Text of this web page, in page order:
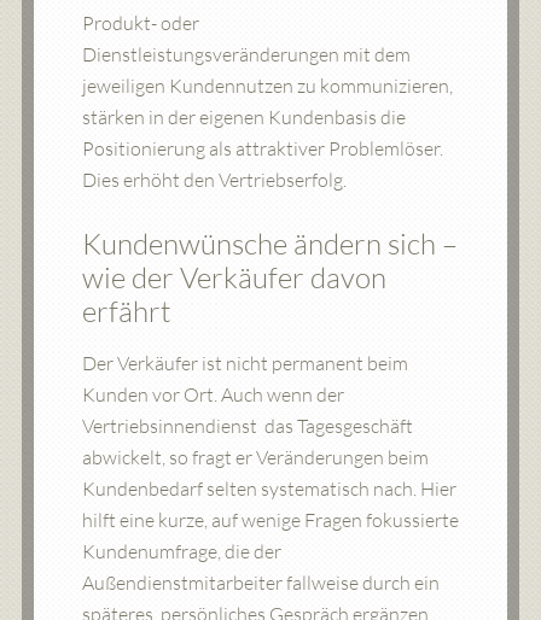
Produkt- oder
Dienstleistungsveränderungen mit dem
jeweiligen Kundennutzen zu kommunizieren,
stärken in der eigenen Kundenbasis die
Positionierung als attraktiver Problemlöser.
Dies erhöht den Vertriebserfolg.
Kundenwünsche ändern sich –
wie der Verkäufer davon
erfährt
Der Verkäufer ist nicht permanent beim
Kunden vor Ort. Auch wenn der
Vertriebsinnendienst das Tagesgeschäft
abwickelt, so fragt er Veränderungen beim
Kundenbedarf selten systematisch nach. Hier
hilft eine kurze, auf wenige Fragen fokussierte
Kundenumfrage, die der
Außendienstmitarbeiter fallweise durch ein
späteres, persönliches Gespräch ergänzen